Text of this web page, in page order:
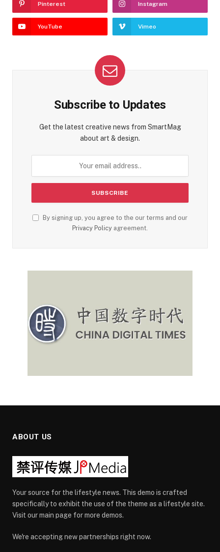
Pinterest Instagram
YouTube Vimeo
Subscribe to Updates
Get the latest creative news from SmartMag
about art & design.
By signing up, you agree to the our terms and our
Privacy Policy agreement.
ABOUT US
Your source for the lifestyle news. This demo is crafted
specifically to exhibit the use of the theme as a lifestyle site.
Visit our main page for more demos.
We're accepting new partnerships right now.